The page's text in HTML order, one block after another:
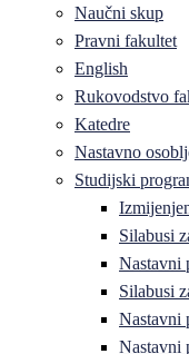
Naučni skup
Pravni fakultet
English
Rukovodstvo
Katedre
Nastavno
Studijski
Silabusi
Nastavni
Silabusi
Nastavni
Nastavni